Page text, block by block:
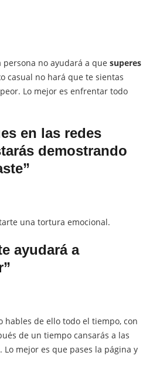
no ayudará a que superes
casual no hará que te sientas
Lo mejor es enfrentar todo
en las redes
demostrando
una tortura emocional.
ayudará a
hables de ello todo el tiempo, con
de un tiempo cansarás a las
Lo mejor es que pases la página y